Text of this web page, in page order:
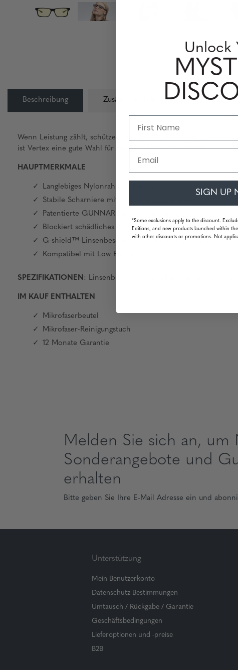
Beschreibung Zusätzliche Information
Wenn Leistung zählt, schützen Sie Ihre Augen mit GUNNAR.
ist Vertex eine gute Wahl für kleine, schmale Gesichter.
HAUPTMERKMALE
Langlebiges Nylonrahmenmaterial
Stabile Scharniere mit mehreren Zylindern
Patentierte GUNNAR-Linsentechnologie
Blockiert schädliches blaues Licht und 100 % UV
G-shield™-Linsenbeschichtung: beidseitig entspiegelt
Kompatibel mit Low Bridge Fit
SPEZIFIKATIONEN : Linsenbreite: 55 mm | Linsenhöhe: 33 mm
IM KAUF ENTHALTEN
Mikrofaserbeutel
Mikrofaser-Reinigungstuch
12 Monate Garantie
Melden Sie sich an, um
Sonderangebote und
erhalten
Bitte geben Sie Ihre E-Mail Adresse ein und
Unterstützung
Mein Benutzerkonto
Datenschutz-Bestimmungen
Umtausch / Rückgabe / Garantie
Geschäftsbedingungen
Lieferoptionen und -preise
B2B
Unlock
SIGN UP
*Some exclusions apply to the discount.
Editions, and new products launched within
with other discounts or promotions. Not